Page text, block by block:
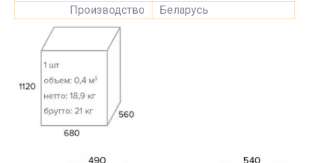
Производство
Беларусь